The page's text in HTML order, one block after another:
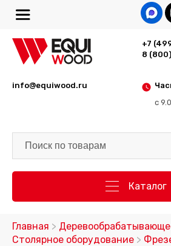
+7
8 (800)
с
info@equiwood.ru
Каталог
Главная >
Столярное оборудование >